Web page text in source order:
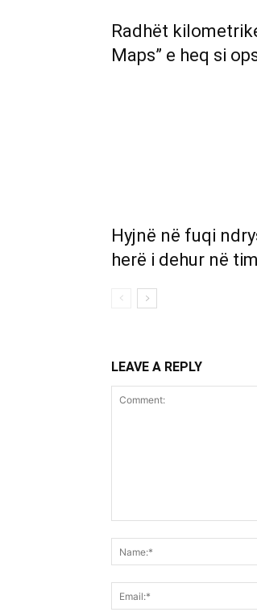
Radhët
Maps” e heq si
Hyjnë në fuqi
herë i dehur në
LEAVE A REPLY